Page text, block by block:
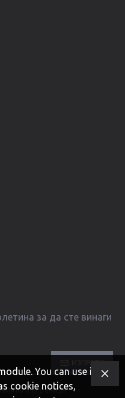
за да сте винаги
ИЗПРАТИ
в страница
You can use it
cookie notices,